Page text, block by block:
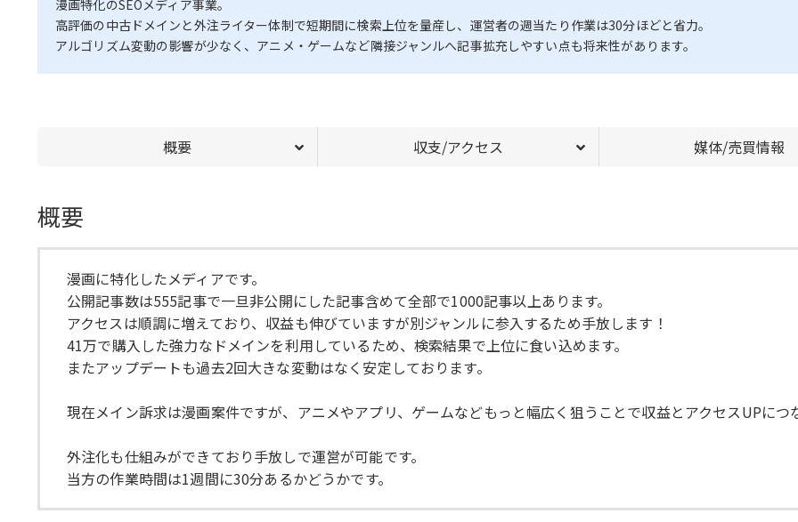
漫画特化のSEOメディア事業。
高評価の中古ドメインと外注ライター体制で短期間に検索上位を量産し、運営者の週当たり作業は30分ほどと省力。
アルゴリズム変動の影響が少なく、アニメ・ゲームなど隣接ジャンルへ記事拡充しやすい点も将来性があります。
概要 収支/アクセス 媒体/売買情報
概要
漫画に特化したメディアです。
公開記事数は555記事で一旦非公開にした記事含めて全部で1000記事以上あります。
アクセスは順調に増えており、収益も伸びていますが別ジャンルに参入するため手放します！
41万で購入した強力なドメインを利用しているため、検索結果で上位に食い込めます。
またアップデートも過去2回大きな変動はなく安定しております。
現在メイン訴求は漫画案件ですが、アニメやアプリ、ゲームなどもっと幅広く狙うことで収益とアクセスUPにつ
外注化も仕組みができており手放しで運営が可能です。
当方の作業時間は1週間に30分あるかどうかです。